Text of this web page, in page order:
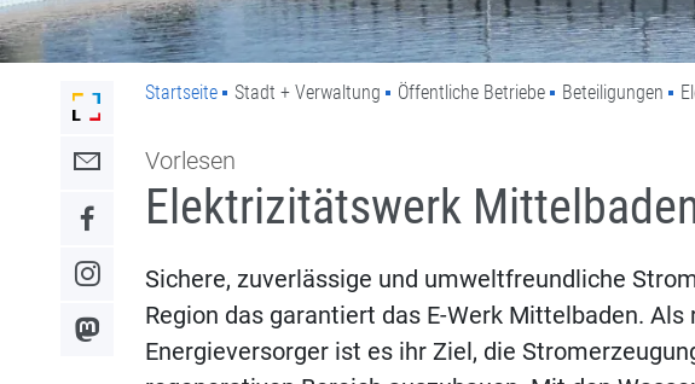
Link zur Startseite der Stadt Lahr
Link zum Kontaktformular
Link zum Facebook-Auftritt
Link zum Instagram-Auftritt
Link zum Mastodon-Kanal
Startseite Stadt + Verwaltung Öffentliche Betriebe Beteiligungen
Vorlesen
Elektrizitätswerk
Sichere, zuverlässige und umweltfreundliche
Region das garantiert das E-Werk Mittelbaden.
Energieversorger ist es ihr Ziel, die